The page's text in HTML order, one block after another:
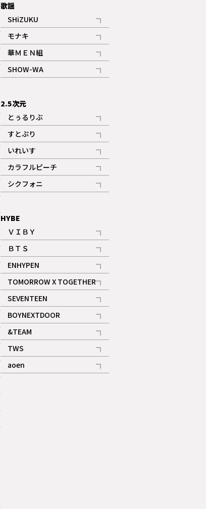
歌謡
SHiZUKU
記事
モナキ
記事
華ＭＥＮ組
記事
SHOW-WA
記事
2.5次元
とぅるりぶ
記事
すとぷり
記事
ギャラリー
いれいす
記事
ギャラリー
カラフルピーチ
記事
シクフォニ
記事
HYBE
ＶＩＢＹ
記事
ＢＴＳ
記事
ENHYPEN
記事
TOMORROW X TOGETHER
記事
ギャラリー
SEVENTEEN
記事
BOYNEXTDOOR
記事
&TEAM
記事
ギャラリー
TWS
記事
aoen
記事